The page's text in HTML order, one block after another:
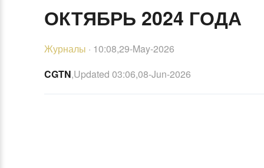
ОКТЯБРЬ 2024 ГОДА
Журналы · 10:08,29-May-2026
CGTN,Updated 03:06,08-Jun-2026